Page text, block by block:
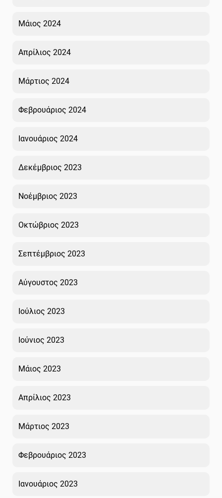
Μάιος 2024
Απρίλιος 2024
Μάρτιος 2024
Φεβρουάριος 2024
Ιανουάριος 2024
Δεκέμβριος 2023
Νοέμβριος 2023
Οκτώβριος 2023
Σεπτέμβριος 2023
Αύγουστος 2023
Ιούλιος 2023
Ιούνιος 2023
Μάιος 2023
Απρίλιος 2023
Μάρτιος 2023
Φεβρουάριος 2023
Ιανουάριος 2023